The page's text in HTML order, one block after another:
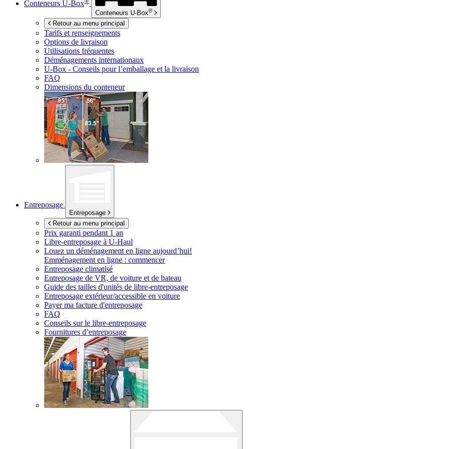
Conteneurs U-Box
Conteneurs U-Box®
Retour au menu principal
Tarifs et renseignements
Options de livraison
Utilisations fréquentes
Déménagements internationaux
U-Box - Conseils pour l’emballage et la livraison
FAQ
Dimensions du conteneur
Entreposage
Entreposage
Retour au menu principal
Prix garanti pendant 1 an
Libre-entreposage à U-Haul
Louez un déménagement en ligne aujourd’hui!
Emménagement en ligne : commencer
Entreposage climatisé
Entreposage de VR, de voiture et de bateau
Guide des tailles d'unités de libre-entreposage
Entreposage extérieur/accessible en voiture
Payer ma facture d'entreposage
FAQ
Conseils sur le libre-entreposage
Fournitures d’entreposage